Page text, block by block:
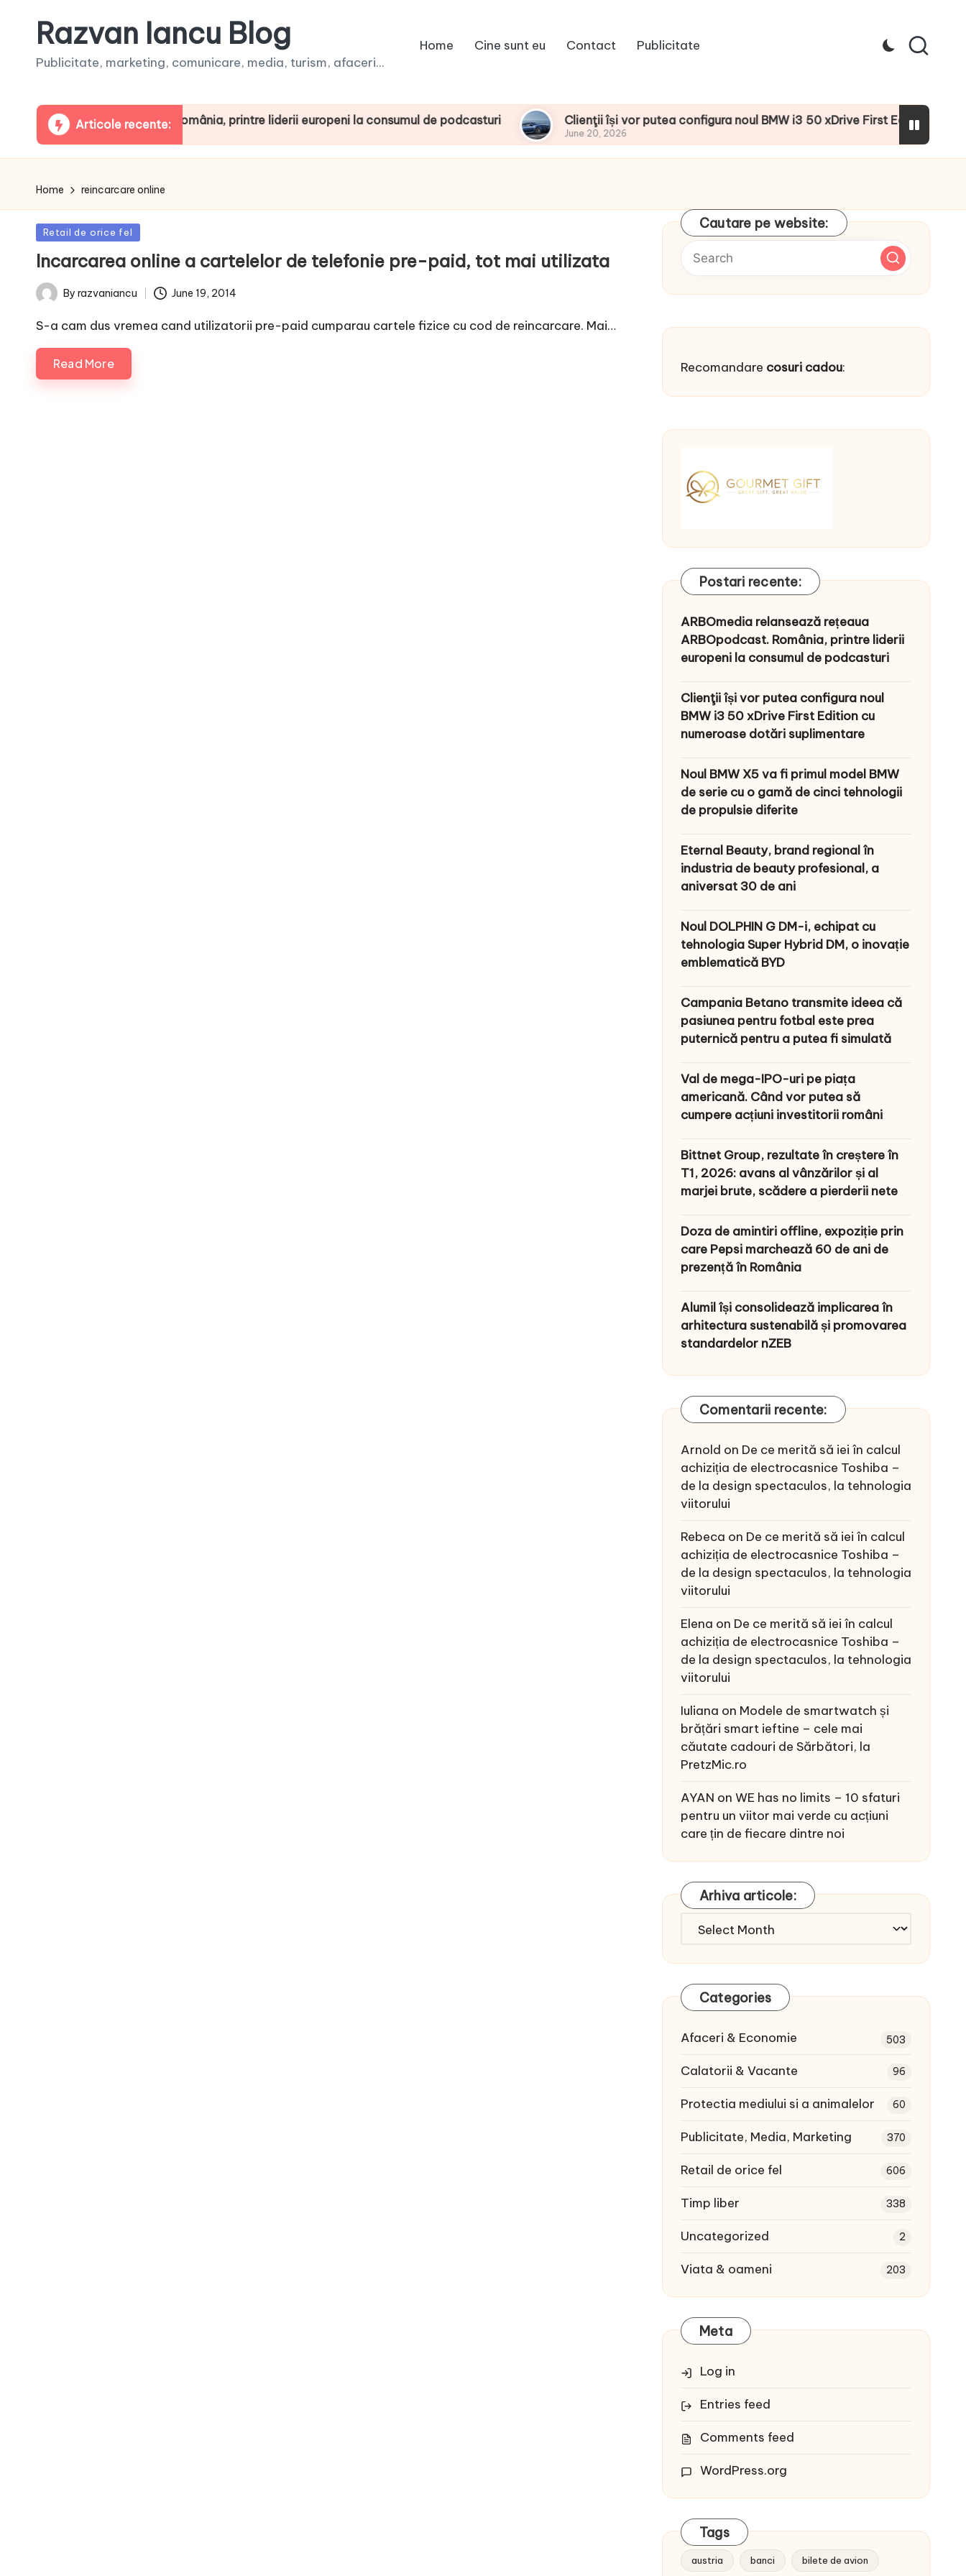
Razvan Iancu Blog
Publicitate, marketing, comunicare, media, turism, afaceri...
Home Cine sunt eu Contact Publicitate
Articole recente:
ARBOpodcast. România, printre liderii europeni la consumul de podcasturi Clienţii își vor putea configura noul BMW i3 50 xDrive First Edition cu numeroase
June 20, 2026
Home reincarcare online
Posted
in
Retail de orice fel
Incarcarea online a cartelelor de telefonie pre-paid, tot mai utilizata
PostedBy razvaniancu June 19, 2014
S-a cam dus vremea cand utilizatorii pre-paid cumparau cartele fizice cu cod de reincarcare. Mai…
Read More
Cautare pe website:
Recomandare cosuri cadou:
Postari recente:
ARBOmedia relansează rețeaua
ARBOpodcast. România, printre liderii
europeni la consumul de podcasturi
Clienţii își vor putea configura noul
BMW i3 50 xDrive First Edition cu
numeroase dotări suplimentare
Noul BMW X5 va fi primul model BMW
de serie cu o gamă de cinci tehnologii
de propulsie diferite
Eternal Beauty, brand regional în
industria de beauty profesional, a
aniversat 30 de ani
Noul DOLPHIN G DM-i, echipat cu
tehnologia Super Hybrid DM, o inovație
emblematică BYD
Campania Betano transmite ideea că
pasiunea pentru fotbal este prea
puternică pentru a putea fi simulată
Val de mega-IPO-uri pe piața
americană. Când vor putea să
cumpere acțiuni investitorii români
Bittnet Group, rezultate în creștere în
T1, 2026: avans al vânzărilor și al
marjei brute, scădere a pierderii nete
Doza de amintiri offline, expoziție prin
care Pepsi marchează 60 de ani de
prezență în România
Alumil își consolidează implicarea în
arhitectura sustenabilă și promovarea
standardelor nZEB
Comentarii recente:
Arnold on De ce merită să iei în calcul
achiziția de electrocasnice Toshiba –
de la design spectaculos, la tehnologia
viitorului
Rebeca on De ce merită să iei în calcul
achiziția de electrocasnice Toshiba –
de la design spectaculos, la tehnologia
viitorului
Elena on De ce merită să iei în calcul
achiziția de electrocasnice Toshiba –
de la design spectaculos, la tehnologia
viitorului
Iuliana on Modele de smartwatch și
brățări smart ieftine – cele mai
căutate cadouri de Sărbători, la
PretzMic.ro
AYAN on WE has no limits – 10 sfaturi
pentru un viitor mai verde cu acțiuni
care țin de fiecare dintre noi
Arhiva articole:
Arhiva
Categories
Afaceri & Economie 503
Calatorii & Vacante 96
Protectia mediului si a animalelor 60
Publicitate, Media, Marketing 370
Retail de orice fel 606
Timp liber 338
Uncategorized 2
Viata & oameni 203
Meta
Log in
Entries feed
Comments feed
WordPress.org
Tags
austria banci bilete de avion